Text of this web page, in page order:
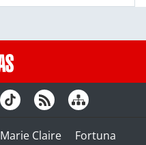
Marie Claire
Fortuna